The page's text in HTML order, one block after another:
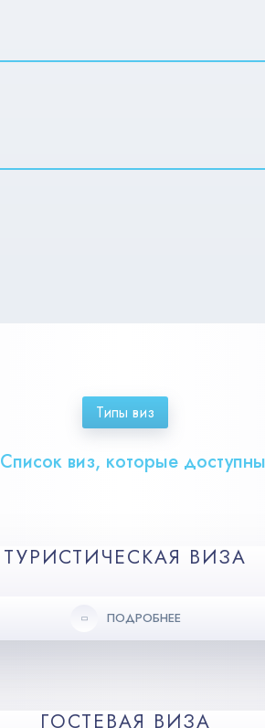
Типы виз
Список виз, которые
ТУРИСТИЧЕСКАЯ ВИЗА
ПОДРОБНЕЕ
ГОСТЕВАЯ ВИЗА